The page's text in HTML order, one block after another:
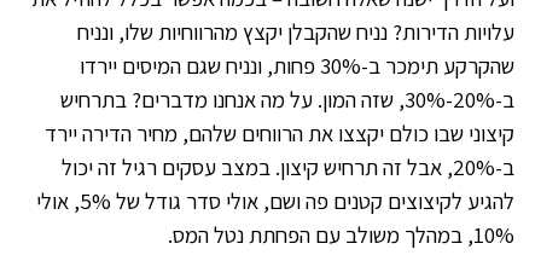
עלויות הדירות? נניח שהקבלן יקצץ מהרווחיות שלו, ונניח
שהקרקע תימכר ב-30% פחות, ונניח שגם המיסים יירדו
ב-20%-30%, שזה המון. על מה אנחנו מדברים? בתרחיש
קיצוני שבו כולם יקצצו את הרווחים שלהם, מחיר הדירה יירד
ב-20%, אבל זה תרחיש קיצון. במצב עסקים רגיל זה יכול
להגיע לקיצוצים קטנים פה ושם, אולי סדר גודל של 5%, אולי
10%, במהלך משולב עם הפחתת נטל המס.